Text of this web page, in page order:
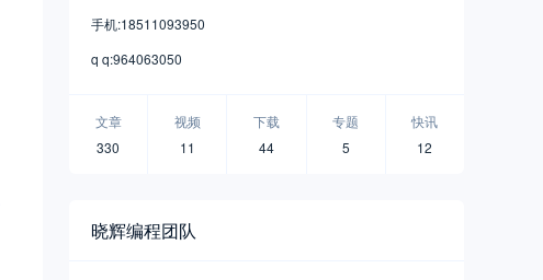
手机:18511093950
q q:964063050
文章
330
视频
11
下载
44
专题
5
快讯
12
晓辉编程团队